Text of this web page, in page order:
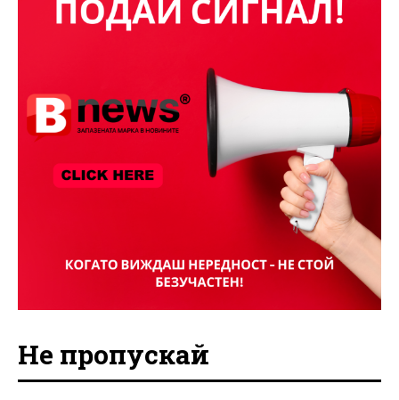
Не пропускай